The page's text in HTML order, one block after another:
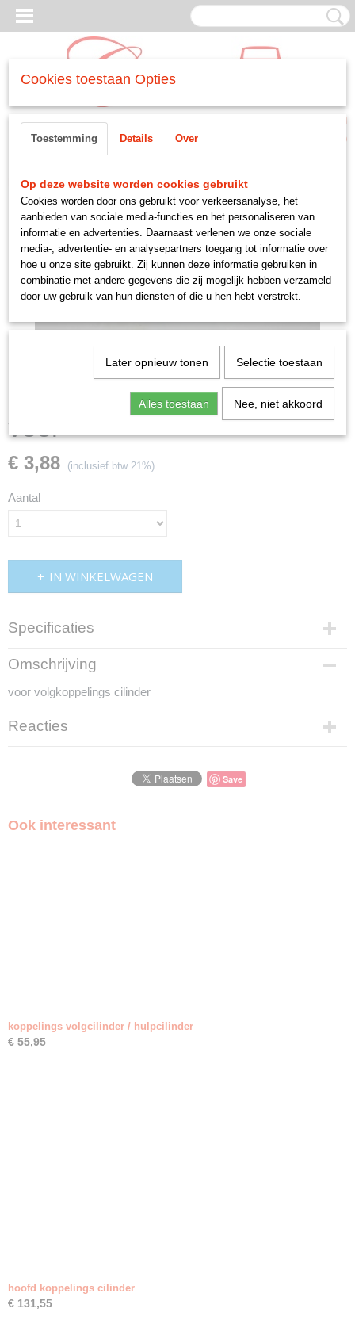
Inloggen Registreren
(0)
Home>MOTORDELEN >-koppeling>veer
veer
€ 3,88 (inclusief btw 21%)
Aantal
IN WINKELWAGEN
Specificaties
Productcode
1g5999
Omschrijving
voor volgkoppelings cilinder
Reacties
Save
Ook interessant
koppelings volgcilinder / hulpcilinder
€ 55,95
hoofd koppelings cilinder
€ 131,55
Cookies toestaan Opties
Toestemming Details Over
Op deze website worden cookies gebruikt
Cookies worden door ons gebruikt voor verkeersanalyse, het
aanbieden van sociale media-functies en het personaliseren van
informatie en advertenties. Daarnaast verlenen we onze sociale
media-, advertentie- en analysepartners toegang tot informatie over
hoe u onze site gebruikt. Zij kunnen deze informatie gebruiken in
combinatie met andere gegevens die zij mogelijk hebben verzameld
door uw gebruik van hun diensten of die u hen hebt verstrekt.
Later opnieuw tonen Selectie toestaan
Alles toestaan Nee, niet akkoord